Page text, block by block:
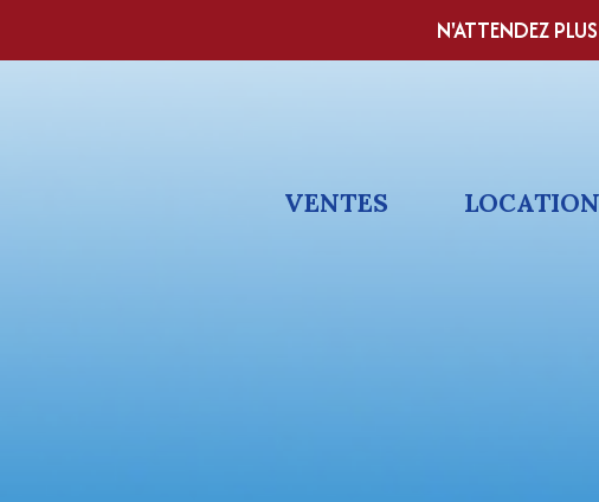
N'ATTENDEZ
VENTES